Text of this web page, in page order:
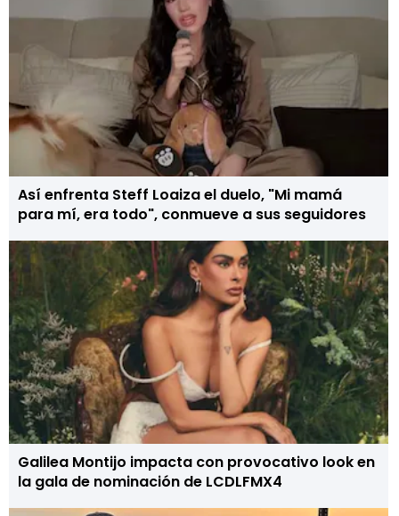
Así enfrenta Steff Loaiza el duelo, "Mi mamá
para mí, era todo", conmueve a sus seguidores
Galilea Montijo impacta con provocativo look en
la gala de nominación de LCDLFMX4